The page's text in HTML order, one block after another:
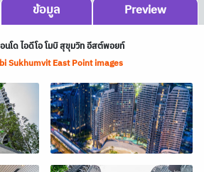
ข้อมูล Preview
โด ไอดีโอ โมบิ สุขุมวิท อีสต์พอยท์
Sukhumvit East Point images